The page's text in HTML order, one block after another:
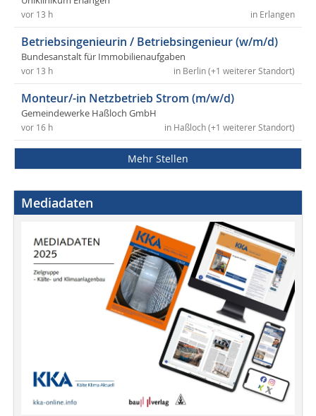
in Erlangen
vor 13 h
Betriebsingenieurin / Betriebsingenieur (w/m/d)
Bundesanstalt für Immobilienaufgaben
in Berlin (+1 weiterer Standort)
vor 13 h
Monteur/-in Netzbetrieb Strom (m/w/d)
Gemeindewerke Haßloch GmbH
in Haßloch (+1 weiterer Standort)
vor 16 h
Mehr Stellen
Mediadaten